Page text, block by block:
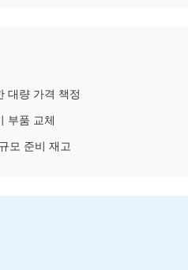
대량 가격 책정
부품 교체
모 준비 재고